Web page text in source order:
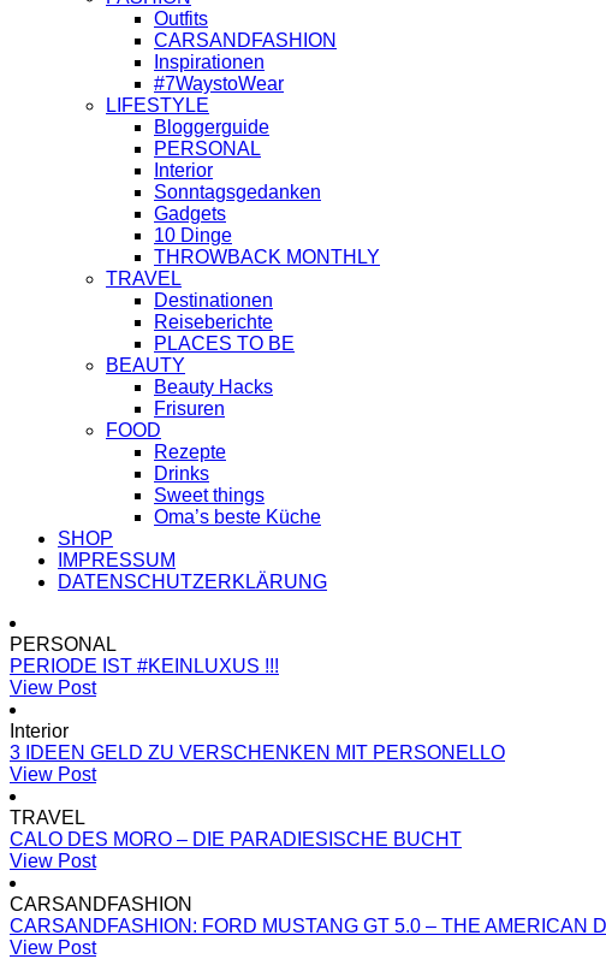
Outfits
CARSANDFASHION
Inspirationen
#7WaystoWear
LIFESTYLE
Bloggerguide
PERSONAL
Interior
Sonntagsgedanken
Gadgets
10 Dinge
THROWBACK MONTHLY
TRAVEL
Destinationen
Reiseberichte
PLACES TO BE
BEAUTY
Beauty Hacks
Frisuren
FOOD
Rezepte
Drinks
Sweet things
Oma’s beste Küche
SHOP
IMPRESSUM
DATENSCHUTZERKLÄRUNG
PERSONAL
PERIODE IST #KEINLUXUS !!!
View Post
Interior
3 IDEEN GELD ZU VERSCHENKEN MIT PERSONELLO
View Post
TRAVEL
CALO DES MORO – DIE PARADIESISCHE BUCHT
View Post
CARSANDFASHION
CARSANDFASHION: FORD MUSTANG GT 5.0 – THE AMERICAN
View Post